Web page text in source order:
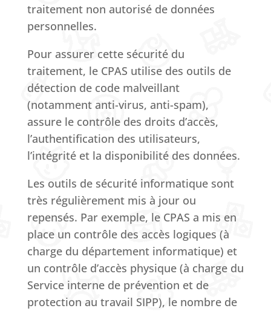
traitement non autorisé de données
personnelles.
Pour assurer cette sécurité du
traitement, le CPAS utilise des outils de
détection de code malveillant
(notamment anti-virus, anti-spam),
assure le contrôle des droits d’accès,
l’authentification des utilisateurs,
l’intégrité et la disponibilité des données.
Les outils de sécurité informatique sont
très régulièrement mis à jour ou
repensés. Par exemple, le CPAS a mis en
place un contrôle des accès logiques (à
charge du département informatique) et
un contrôle d’accès physique (à charge du
Service interne de prévention et de
protection au travail SIPP), le nombre de